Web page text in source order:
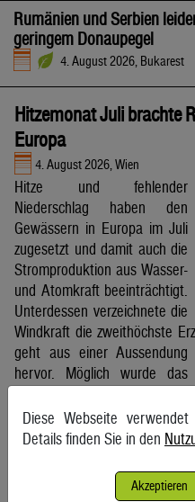
Rumänien und Serbien
geringem Donaupegel
4. August 2026, Bukarest
Hitzemonat Juli brachte
Europa
4. August 2026, Wien
Hitze und fehlender
Niederschlag haben den
Gewässern in Europa im Juli
zugesetzt und damit auch die
Stromproduktion aus Wasser-
und Atomkraft beeinträchtigt.
Unterdessen verzeichnete die
Windkraft die zweithöchste
geht aus einer
hervor. Möglich wurde
Brent-Ölpreis steigt auf
4. August 2026, Wien
Diese Webseite
Details finden Sie in den
Akzeptieren